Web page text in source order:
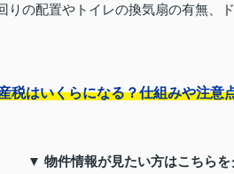
りの配置やトイレの換気扇の有無、
税はいくらになる？仕組みや注意
▼ 物件情報が見たい方はこちら